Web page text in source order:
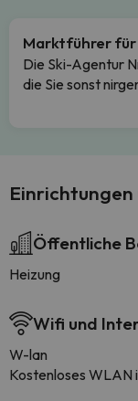
Marktführer für
Die Ski-Agentur
die Sie sonst
Einrichtungen
Öffentliche
Heizung
Wifi und
W-lan
Kostenloses WLAN